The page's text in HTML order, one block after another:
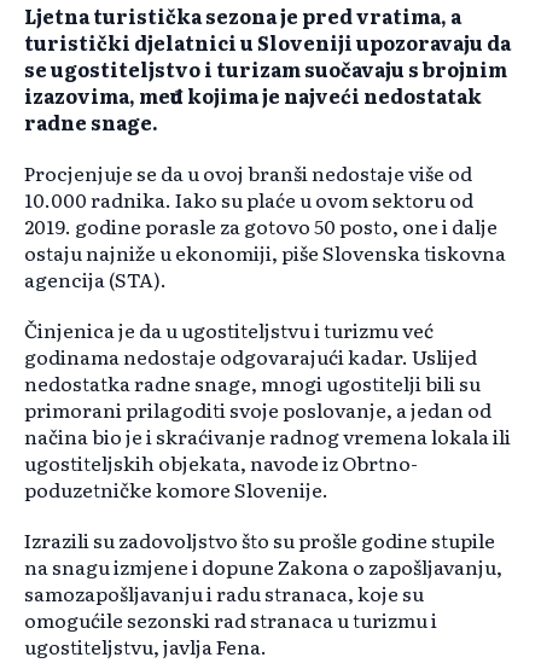
Ljetna turistička sezona je pred vratima, a
turistički djelatnici u Sloveniji upozoravaju da
se ugostiteljstvo i turizam suočavaju s brojnim
izazovima, među kojima je najveći nedostatak
radne snage.
Procjenjuje se da u ovoj branši nedostaje više od
10.000 radnika. Iako su plaće u ovom sektoru od
2019. godine porasle za gotovo 50 posto, one i dalje
ostaju najniže u ekonomiji, piše Slovenska tiskovna
agencija (STA).
Činjenica je da u ugostiteljstvu i turizmu već
godinama nedostaje odgovarajući kadar. Uslijed
nedostatka radne snage, mnogi ugostitelji bili su
primorani prilagoditi svoje poslovanje, a jedan od
načina bio je i skraćivanje radnog vremena lokala ili
ugostiteljskih objekata, navode iz Obrtno-
poduzetničke komore Slovenije.
Izrazili su zadovoljstvo što su prošle godine stupile
na snagu izmjene i dopune Zakona o zapošljavanju,
samozapošljavanju i radu stranaca, koje su
omogućile sezonski rad stranaca u turizmu i
ugostiteljstvu, javlja Fena.